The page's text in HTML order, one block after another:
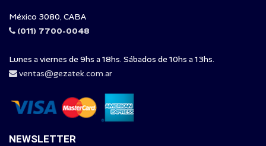
México 3080, CABA
(011) 7700-0048
Lunes a viernes de 9hs a 18hs. Sábados de 10hs a 13hs.
ventas@gezatek.com.ar
NEWSLETTER